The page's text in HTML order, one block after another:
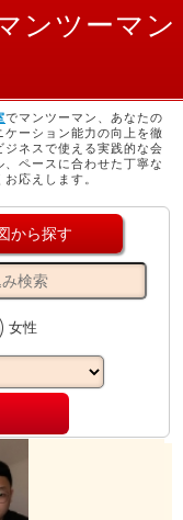
ンツーマン
でマンツーマン、あなたの
ケーション能力の向上を徹
ネスで使える実践的な会
ペースに合わせた丁寧な
応えします。
から探す
女性